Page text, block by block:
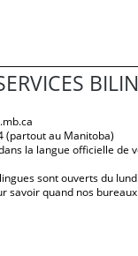
(partout au Manitoba)
la langue officielle de
sont ouverts du
savoir quand nos